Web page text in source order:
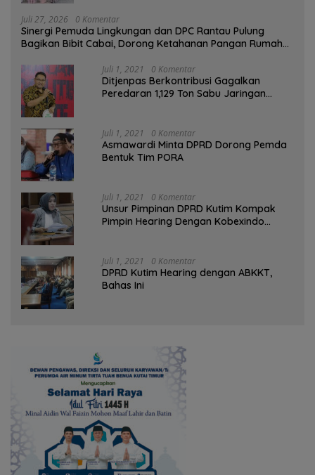
Juli 27, 2026 0 Komentar
Sinergi Pemuda Lingkungan dan DPC Rantau Pulung
Bagikan Bibit Cabai, Dorong Ketahanan Pangan Rumah
Juli 1, 2021 0 Komentar
Ditjenpas Berkontribusi Gagalkan
Peredaran 1,129 Ton Sabu Jaringan
Juli 1, 2021 0 Komentar
Asmawardi Minta DPRD Dorong Pemda
Bentuk Tim PORA
Juli 1, 2021 0 Komentar
Unsur Pimpinan DPRD Kutim Kompak
Pimpin Hearing Dengan Kobexindo
Juli 1, 2021 0 Komentar
DPRD Kutim Hearing dengan ABKKT,
Bahas Ini